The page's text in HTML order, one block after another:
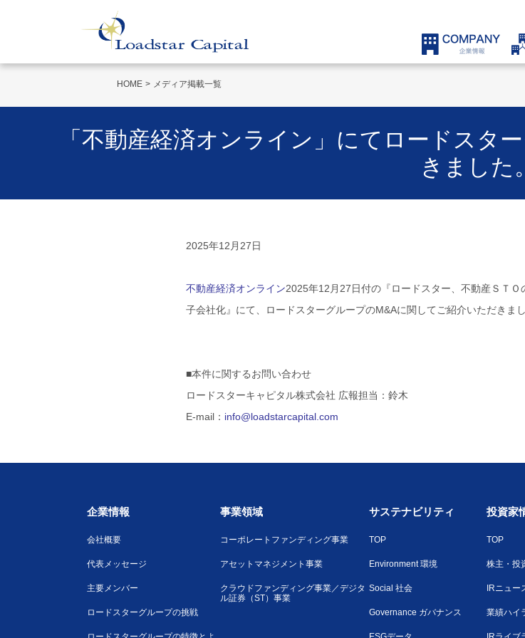
HOME メディア掲載一覧
「不動産経済オンライン」にてロードスタ
きました。
2025年12月27日
不動産経済オンライン2025年12月27日付の『ロードスター、不動産ＳＴ
子会社化』にて、ロードスターグループのM&Aに関してご紹介いただきまし
■本件に関するお問い合わせ
ロードスターキャピタル株式会社 広報担当：鈴木
E-mail： info@loadstarcapital.com
企業情報 事業領域 サステナビリティ 投資家
会社概要
代表メッセージ
主要メンバー
ロードスターグループの挑戦
コーポレートファンディング事業
アセットマネジメント事業
クラウドファンディング事業／デジタ
ル証券（ST）事業
TOP
Environment 環境
Social 社会
Governance ガバナンス
TOP
株主・投
IRニュー
業績ハイ